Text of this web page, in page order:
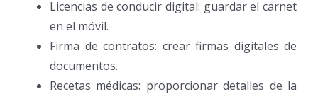
Licencias de conducir digital: guardar el carnet
en el móvil.
Firma de contratos: crear firmas digitales de
documentos.
Recetas médicas: proporcionar detalles de la